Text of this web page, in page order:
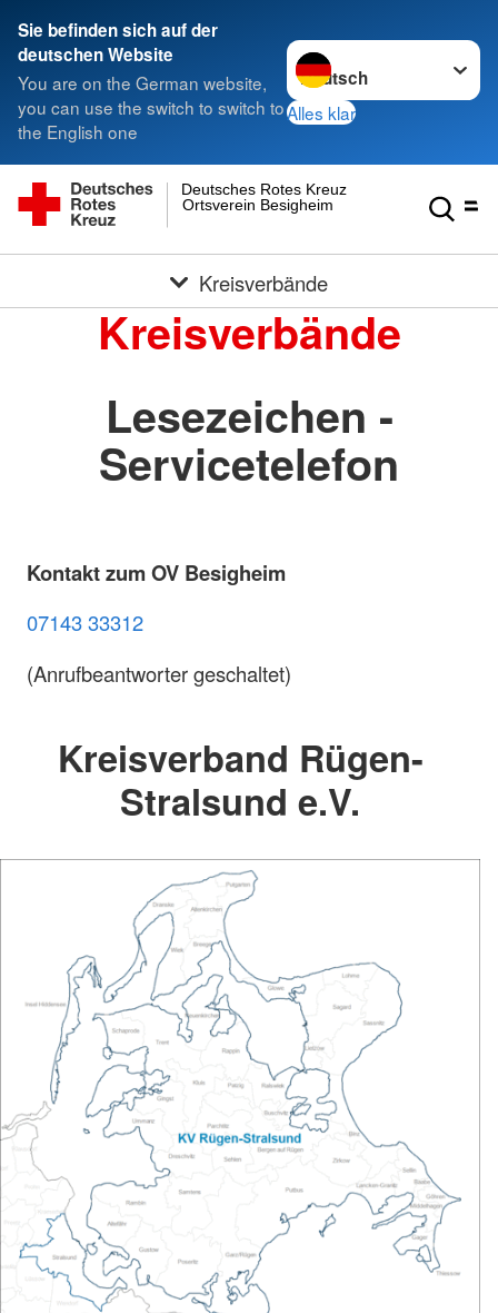
Sie befinden sich auf der
deutschen Website
You are on the German website,
you can use the switch to switch to
the English one
Sprache wechseln zu
Alles klar
Ortsverein Besigheim
Deutsches Rotes Kreuz
Kreisverbände
Kreisverbände
Lesezeichen -
Servicetelefon
Kontakt zum OV Besigheim
07143 33312
(Anrufbeantworter geschaltet)
Kreisverband Rügen-
Stralsund e.V.